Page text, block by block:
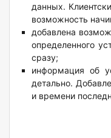
данных.
возможность
добавлена
определенного
сразу;
информация об
детально.
и времени